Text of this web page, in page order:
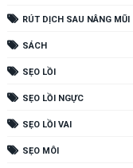
RÚT DỊCH SAU NÂNG MŨI
SÁCH
SẸO LỒI
SẸO LỒI NGỰC
SẸO LỒI VAI
SẸO MÔI